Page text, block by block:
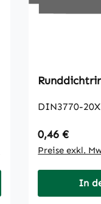
DIN3770-
Regulärer
0,46 €
Preise exkl.
In